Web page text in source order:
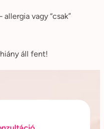
vagy “csak”
áll fent!